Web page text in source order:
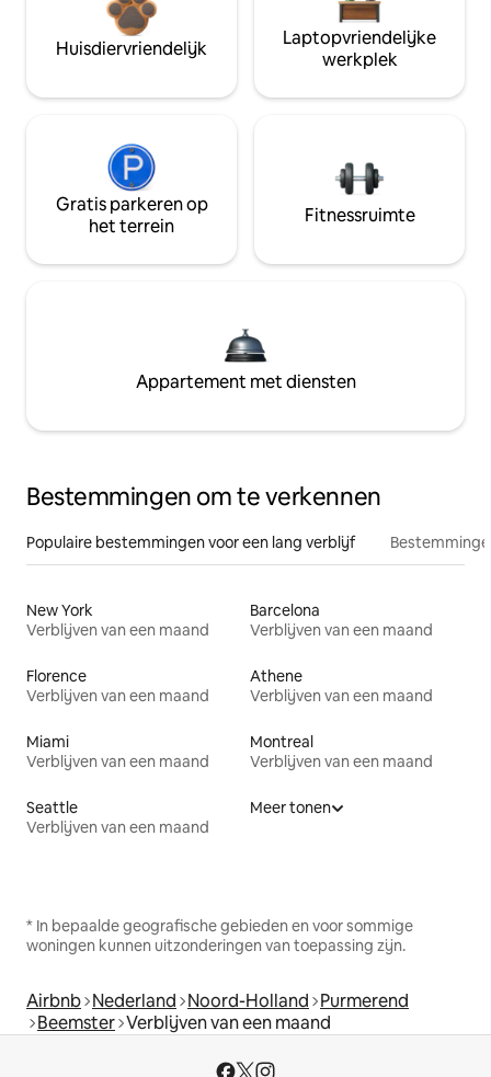
Huisdiervriendelijk
Laptopvriendelijke
werkplek
Gratis parkeren op
het terrein
Fitnessruimte
Appartement met diensten
Bestemmingen om te verkennen
Populaire bestemmingen voor een lang verblijf
New York
Verblijven van een maand
Barcelona
Verblijven van een maand
Florence
Verblijven van een maand
Athene
Verblijven van een maand
Miami
Verblijven van een maand
Montreal
Verblijven van een maand
Seattle
Verblijven van een maand
Meer tonen
* In bepaalde geografische gebieden en voor sommige
woningen kunnen uitzonderingen van toepassing zijn.
Airbnb Nederland Noord-Holland Purmerend
Beemster Verblijven van een maand